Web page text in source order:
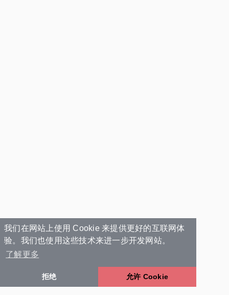
我们在网站上使用 Cookie 来提供更好的互联网体
验。我们也使用这些技术来进一步开发网站。
了解更多
拒绝 允许 Cookie